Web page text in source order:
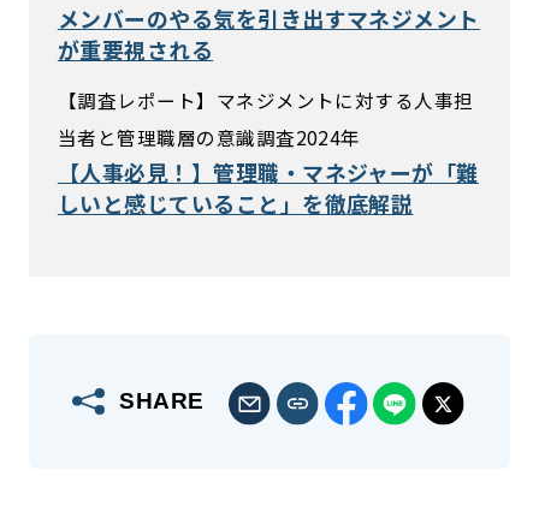
メンバーのやる気を引き出すマネジメント
が重要視される
【調査レポート】マネジメントに対する人事担
当者と管理職層の意識調査2024年
【人事必見！】管理職・マネジャーが「難
しいと感じていること」を徹底解説
SHARE